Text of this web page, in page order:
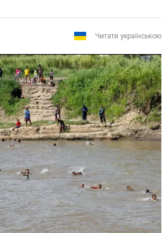
Читати українською